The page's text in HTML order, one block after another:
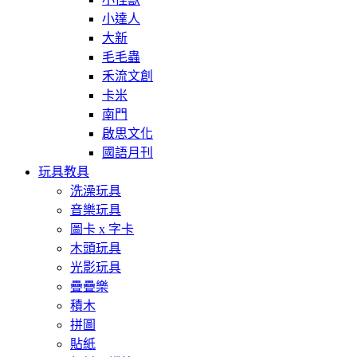
小達人
大新
毛毛蟲
禾流文創
卡米
南門
啟思文化
國語月刊
玩具教具
洗澡玩具
音樂玩具
圖卡 x 字卡
木頭玩具
光影玩具
疊疊樂
積木
拼圖
貼紙